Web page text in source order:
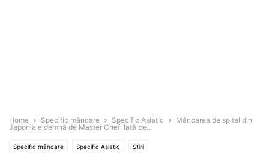
Home Specific mâncare Specific Asiatic
Mâncarea de spital din
Japonia e demnă de Master Chef; Iată ce...
Specific mâncare Specific Asiatic Știri